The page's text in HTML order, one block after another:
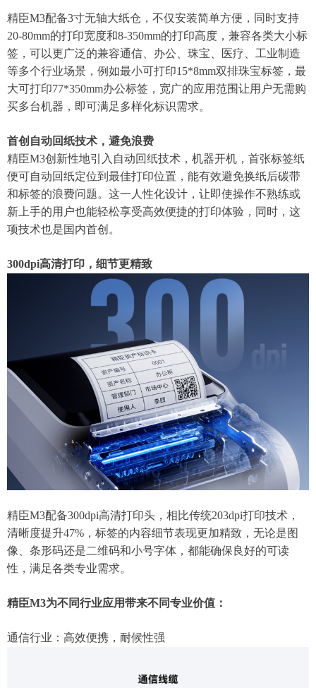
精臣M3配备3寸无轴大纸仓，不仅安装简单方便，同时支持
20-80mm的打印宽度和8-350mm的打印高度，兼容各类大小标
签，可以更广泛的兼容通信、办公、珠宝、医疗、工业制造
等多个行业场景，例如最小可打印15*8mm双排珠宝标签，最
大可打印77*350mm办公标签，宽广的应用范围让用户无需购
买多台机器，即可满足多样化标识需求。
首创自动回纸技术，避免浪费‌
精臣M3创新性地引入自动回纸技术，机器开机，首张标签纸
便可自动回纸定位到最佳打印位置，能有效避免换纸后碳带
和标签的浪费问题。这一人性化设计，让即使操作不熟练或
新上手的用户也能轻松享受高效便捷的打印体验，同时，这
项技术也是国内首创。
‌300dpi高清打印，细节更精致
精臣M3配备300dpi高清打印头，相比传统203dpi打印技术，
清晰度提升47%，标签的内容细节表现更加精致，无论是图
像、条形码还是二维码和小号字体，都能确保良好的可读
性，满足各类专业需求。
精臣M3为不同行业应用带来不同专业价值：
通信行业：高效便携，耐候性强‌